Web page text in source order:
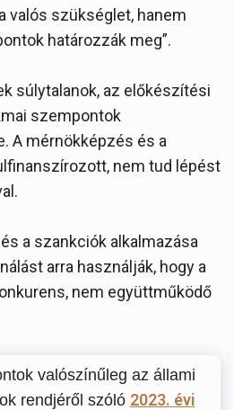
valós szükséglet, hanem
határozzák meg”.
súlytalanok, az előkészítési
szempontok
A mérnökképzés és a
nem tud lépést
a szankciók alkalmazása
arra használják, hogy a
nem együttműködő
valószínűleg az állami
rendjéről szóló 2023. évi